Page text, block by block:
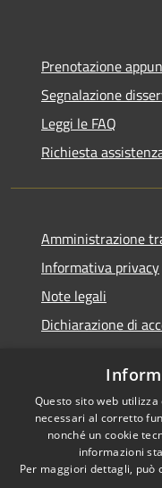
Prenotazione
Segnalazione
Leggi le FAQ
Richiesta
Amministrazione
Informativa privacy
Note legali
Dichiarazione di
RSS
Accessibilità
Cookie
Questo sito web
necessari al corretto
nonché un cookie
informazioni
Per maggiori dettagli, può